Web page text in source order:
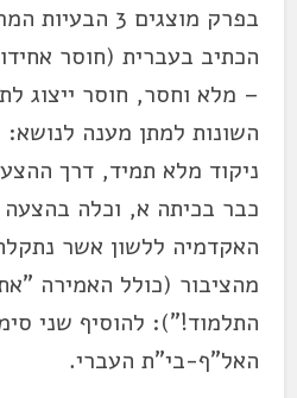
בפרק מוצגים 3
הכתיב בעברית (חוסר
– מלא וחסר, חוסר ייצוג
השונות למתן מענה
ניקוד מלא תמיד, דרך
כבר בכיתה א, וכלה
האקדמיה ללשון אשר
מהציבור (כולל האמירה
התלמוד!"): להוסיף שני
האל"ף-בי"ת העברי.